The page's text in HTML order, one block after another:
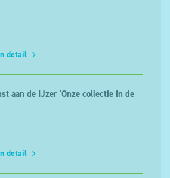
detail
aan de IJzer 'Onze collectie in de
detail